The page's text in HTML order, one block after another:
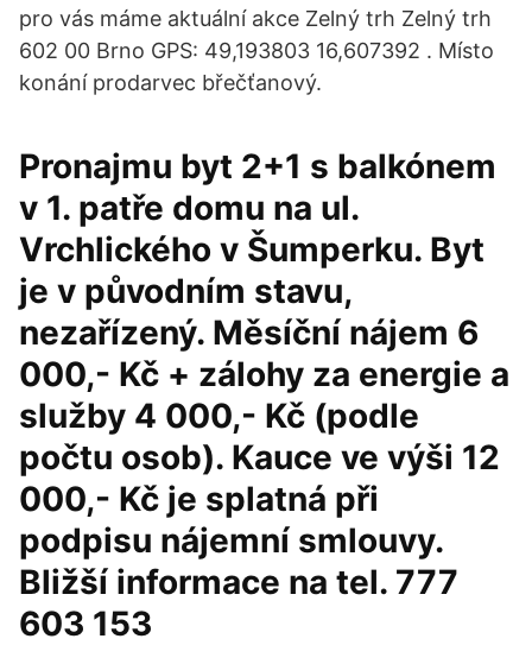
pro vás máme aktuální akce Zelný trh Zelný trh
602 00 Brno GPS: 49,193803 16,607392 . Místo
konání prodarvec břečťanový.
Pronajmu byt 2+1 s balkónem
v 1. patře domu na ul.
Vrchlického v Šumperku. Byt
je v původním stavu,
nezařízený. Měsíční nájem 6
000,- Kč + zálohy za energie a
služby 4 000,- Kč (podle
počtu osob). Kauce ve výši 12
000,- Kč je splatná při
podpisu nájemní smlouvy.
Bližší informace na tel. 777
603 153